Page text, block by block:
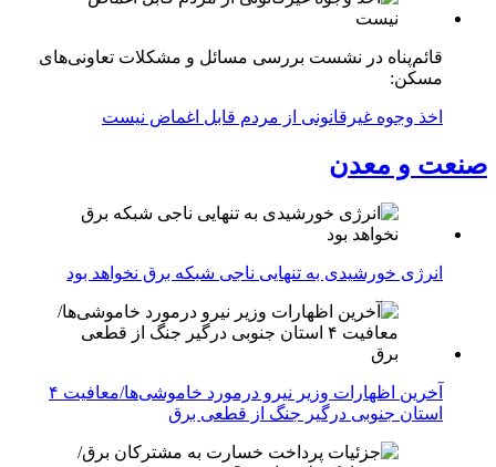
قائم‌پناه در نشست بررسی مسائل و مشکلات تعاونی‌های
مسکن:
اخذ وجوه غیرقانونی از مردم قابل اغماض نیست
صنعت و معدن
انرژی خورشیدی به تنهایی ناجی شبکه برق نخواهد بود
آخرین اظهارات وزیر نیرو درمورد خاموشی‌ها/معافیت ۴
استان جنوبی درگیر جنگ از قطعی برق